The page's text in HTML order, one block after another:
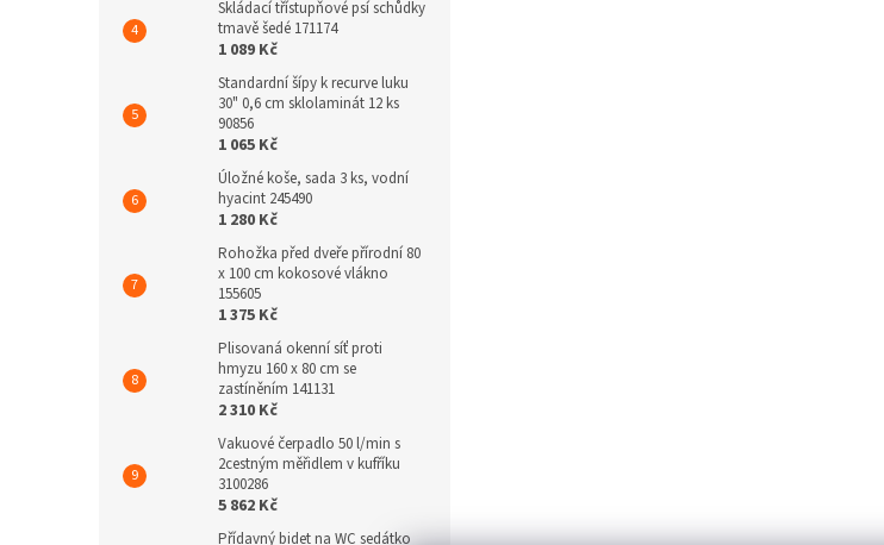
Skládací třístupňové psí schůdky
tmavě šedé 171174
1 089 Kč
Standardní šípy k recurve luku
30" 0,6 cm sklolaminát 12 ks
90856
1 065 Kč
Úložné koše, sada 3 ks, vodní
hyacint 245490
1 280 Kč
Rohožka před dveře přírodní 80
x 100 cm kokosové vlákno
155605
1 375 Kč
Plisovaná okenní síť proti
hmyzu 160 x 80 cm se
zastíněním 141131
2 310 Kč
Vakuové čerpadlo 50 l/min s
2cestným měřidlem v kufříku
3100286
5 862 Kč
Přídavný bidet na WC sedátko